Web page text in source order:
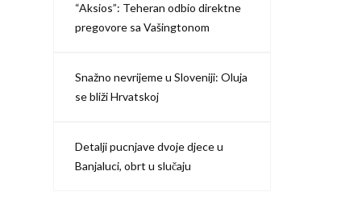
“Aksios”: Teheran odbio direktne
pregovore sa Vašingtonom
Snažno nevrijeme u Sloveniji: Oluja
se bliži Hrvatskoj
Detalji pucnjave dvoje djece u
Banjaluci, obrt u slučaju